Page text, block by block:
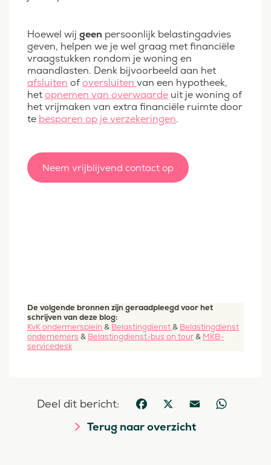
Hoewel wij geen persoonlijk belastingadvies
geven, helpen we je wel graag met financiële
vraagstukken rondom je woning en
maandlasten. Denk bijvoorbeeld aan het
afsluiten ofoversluiten van een hypotheek,
hetopnemen van overwaarde uit je woning of
het vrijmaken van extra financiële ruimte door
te besparen op je verzekeringen.
Neem vrijblijvend contact op
De volgende bronnen zijn geraadpleegd voor het
schrijven van deze blog:
KvK ondermersplein & Belastingdienst& Belastingdienst
ondernemers & Belastingdienst-bus on tour& MKB-
servicedesk
Deel dit bericht: Facebook
X Email WhatsApp
Terug naar overzicht